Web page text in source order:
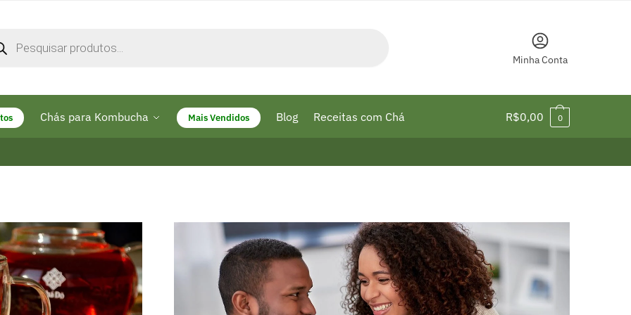
Minha Conta
Chás para Kombucha Mais Vendidos Blog Receitas com Chá R$0,00 0